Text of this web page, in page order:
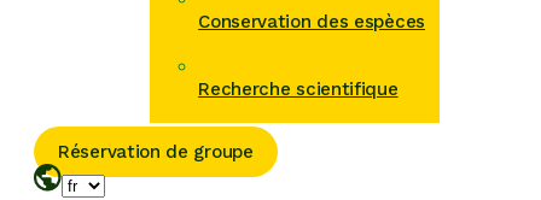
Conservation des espèces
Recherche scientifique
Réservation de groupe